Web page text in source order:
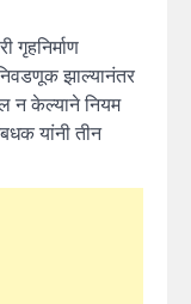
गृहनिर्माण
झाल्यानंतर
न केल्याने नियम
यांनी तीन